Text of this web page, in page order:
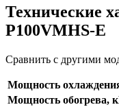
Технические
P100VMHS-E
Сравнить с другими
Мощность
Мощность обогрева,